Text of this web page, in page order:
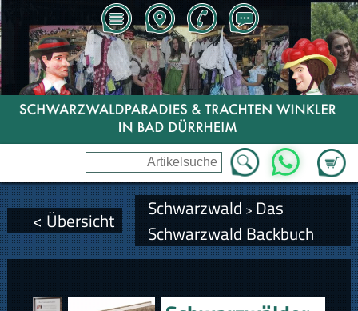
Zum
WhatsApp
< Übersicht Schwarzwald > Das
Schwarzwald Backbuch